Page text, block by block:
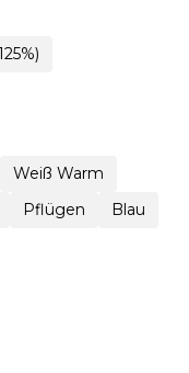
Weiß Warm
Pflügen
Blau